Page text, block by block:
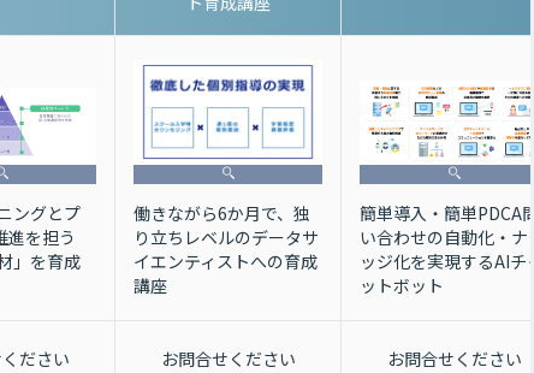
ングとプ
進を担う
」を育成
働きながら6か月で、独
り立ちレベルのデータサ
イエンティストへの育成
講座
簡単導入・簡単PDCA問
い合わせの自動化・ナレ
ッジ化を実現するAIチャ
ットボット
ださい お問合せください お問合せください